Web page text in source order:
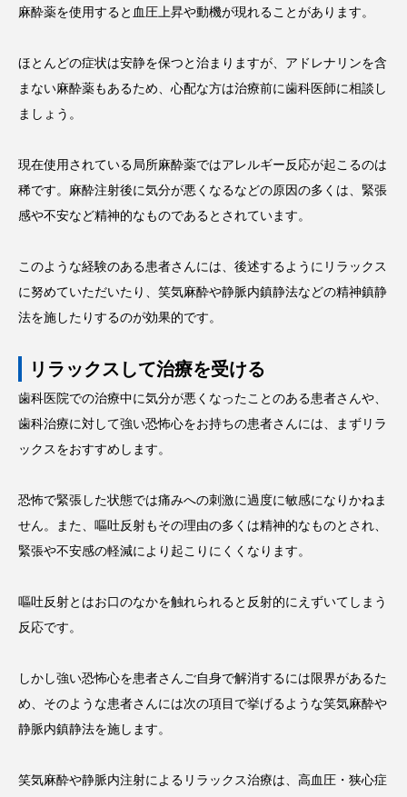
麻酔薬を使用すると血圧上昇や動機が現れることがあります。
ほとんどの症状は安静を保つと治まりますが、アドレナリンを含
まない麻酔薬もあるため、心配な方は治療前に歯科医師に相談し
ましょう。
現在使用されている局所麻酔薬ではアレルギー反応が起こるのは
稀です。麻酔注射後に気分が悪くなるなどの原因の多くは、緊張
感や不安など精神的なものであるとされています。
このような経験のある患者さんには、後述するようにリラックス
に努めていただいたり、笑気麻酔や静脈内鎮静法などの精神鎮静
法を施したりするのが効果的です。
リラックスして治療を受ける
歯科医院での治療中に気分が悪くなったことのある患者さんや、
歯科治療に対して強い恐怖心をお持ちの患者さんには、まずリラ
ックスをおすすめします。
恐怖で緊張した状態では痛みへの刺激に過度に敏感になりかねま
せん。また、嘔吐反射もその理由の多くは精神的なものとされ、
緊張や不安感の軽減により起こりにくくなります。
嘔吐反射とはお口のなかを触れられると反射的にえずいてしまう
反応です。
しかし強い恐怖心を患者さんご自身で解消するには限界があるた
め、そのような患者さんには次の項目で挙げるような笑気麻酔や
静脈内鎮静法を施します。
笑気麻酔や静脈内注射によるリラックス治療は、高血圧・狭心症